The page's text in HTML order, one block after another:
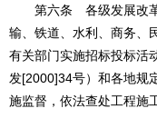
第六条 各级发展改革
输、铁道、水利、商务、
有关部门实施招标投标活
发[2000]34号）和各地规
施监督，依法查处工程施